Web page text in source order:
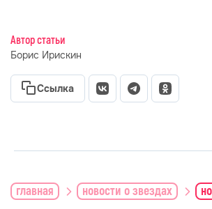
Автор статьи
Борис Ирискин
Ссылка
главная новости о звездах